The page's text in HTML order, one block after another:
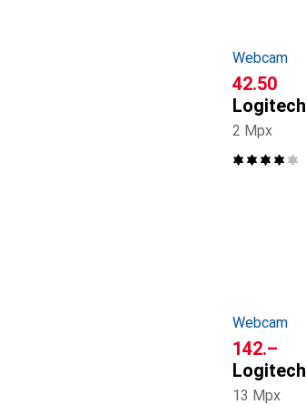
Webcam
CHF
42.50
Logitech
2 Mpx
Webcam
CHF
142.–
Logitech
13 Mpx